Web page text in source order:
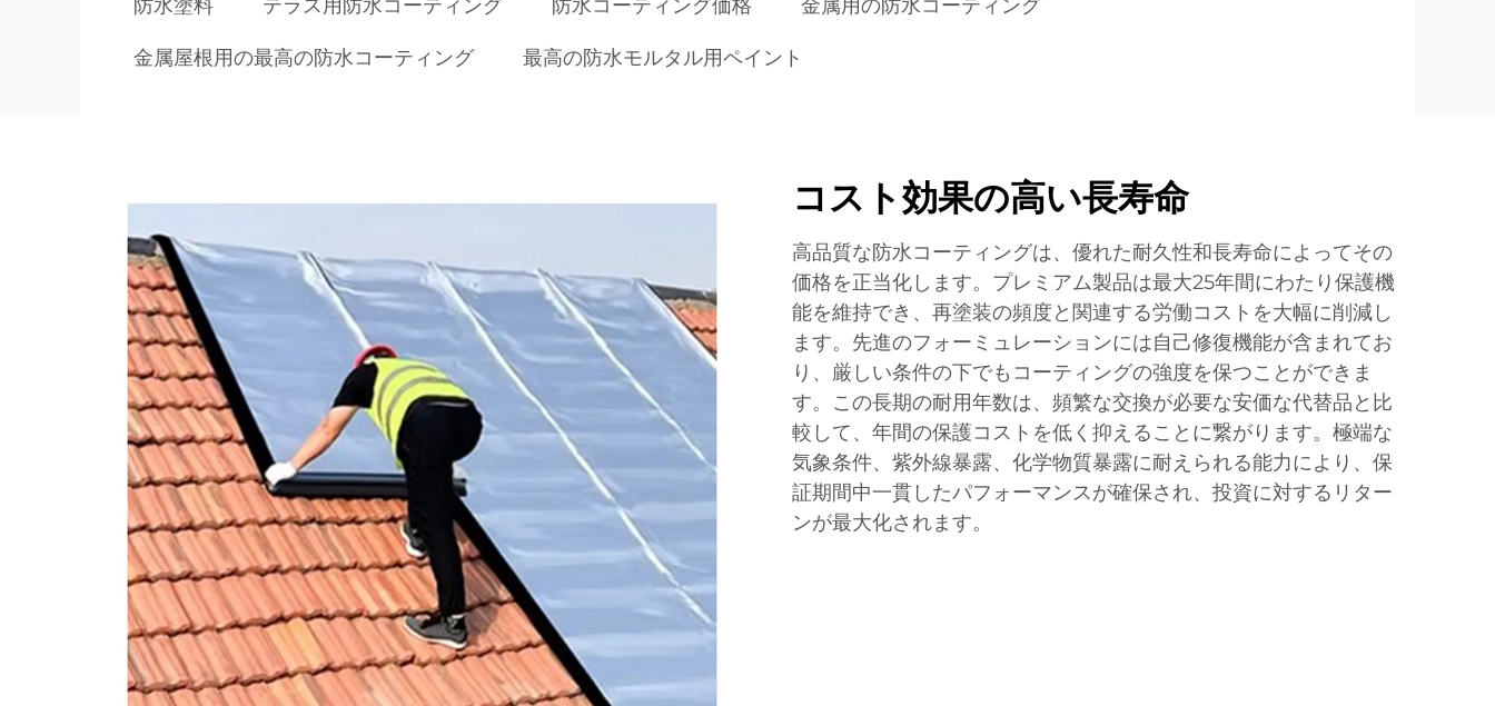
防水塗料 テラス用防水コーティング 防水コーティング価格 金属用の防水コーティング
金属屋根用の最高の防水コーティング 最高の防水モルタル用ペイント
コスト効果の高い長寿命
高品質な防水コーティングは、優れた耐久性和長寿命によってその
価格を正当化します。プレミアム製品は最大25年間にわたり保護機
能を維持でき、再塗装の頻度と関連する労働コストを大幅に削減し
ます。先進のフォーミュレーションには自己修復機能が含まれてお
り、厳しい条件の下でもコーティングの強度を保つことができま
す。この長期の耐用年数は、頻繁な交換が必要な安価な代替品と比
較して、年間の保護コストを低く抑えることに繋がります。極端な
気象条件、紫外線暴露、化学物質暴露に耐えられる能力により、保
証期間中一貫したパフォーマンスが確保され、投資に対するリター
ンが最大化されます。